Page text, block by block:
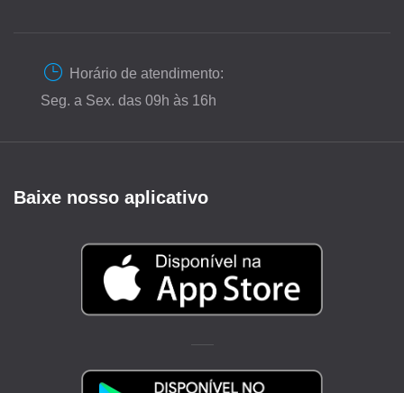
Horário de atendimento:
Seg. a Sex. das 09h às 16h
Baixe nosso aplicativo